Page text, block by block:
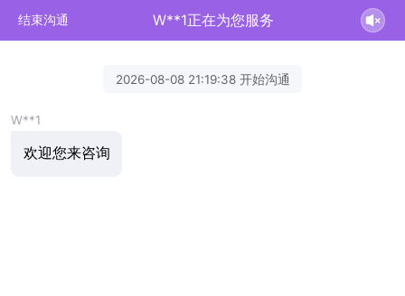
结束沟通 W**1正在为您服务
2026-08-08 21:19:38 开始沟通
W**1
欢迎您来咨询